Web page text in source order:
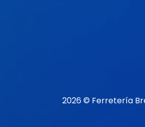
2026 © Ferretería